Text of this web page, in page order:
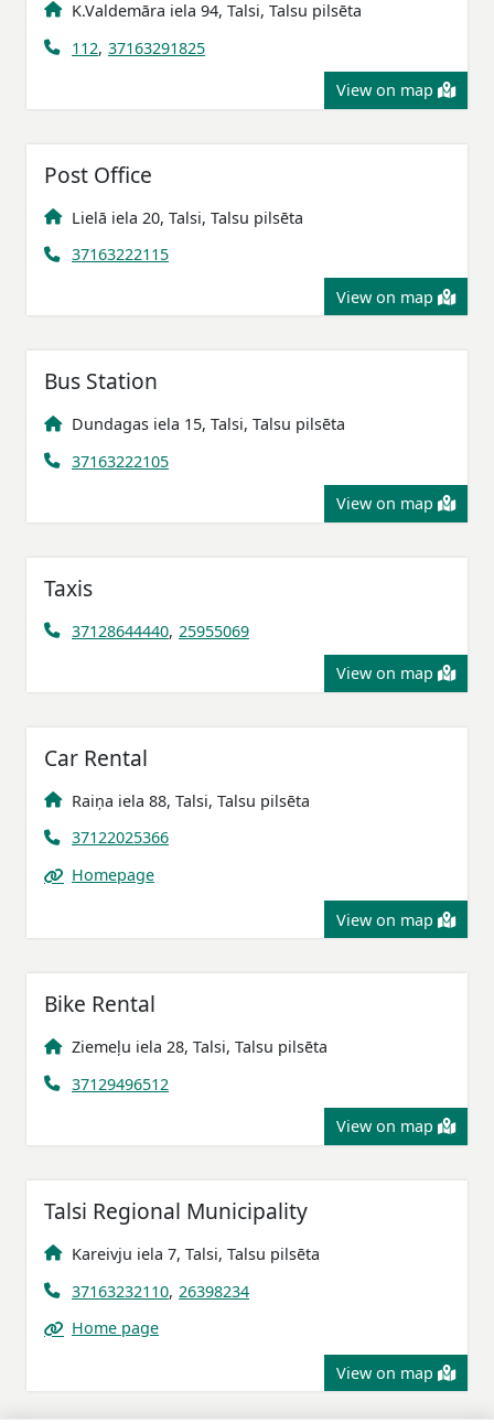
K.Valdemāra iela 94, Talsi, Talsu pilsēta
112, 37163291825
View on map
Post Office
Lielā iela 20, Talsi, Talsu pilsēta
37163222115
View on map
Bus Station
Dundagas iela 15, Talsi, Talsu pilsēta
37163222105
View on map
Taxis
37128644440, 25955069
View on map
Car Rental
Raiņa iela 88, Talsi, Talsu pilsēta
37122025366
Homepage
View on map
Bike Rental
Ziemeļu iela 28, Talsi, Talsu pilsēta
37129496512
View on map
Talsi Regional Municipality
Kareivju iela 7, Talsi, Talsu pilsēta
37163232110, 26398234
Home page
View on map